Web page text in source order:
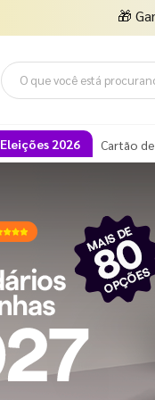
🎁
Eleições 2026 Cartão